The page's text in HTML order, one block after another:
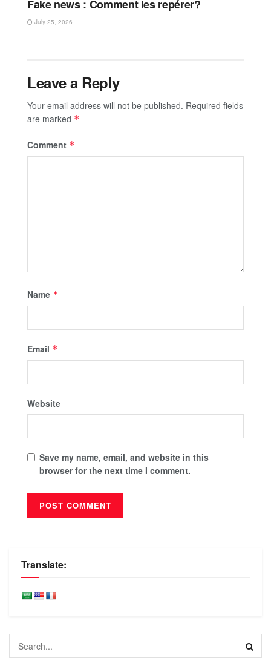
Fake news : Comment les repérer?
July 25, 2026
Leave a Reply
Your email address will not be published. Required fields
are marked *
Comment *
Name *
Email *
Website
Save my name, email, and website in this
browser for the next time I comment.
Translate: